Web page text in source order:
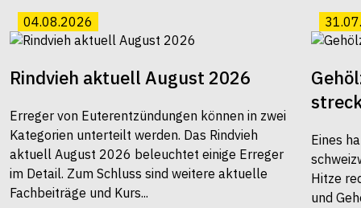
04.08.2026
Rindvieh aktuell August 2026
Erreger von Euterentzündungen können in zwei
Kategorien unterteilt werden. Das Rindvieh
aktuell August 2026 beleuchtet einige Erreger
im Detail. Zum Schluss sind weitere aktuelle
Fachbeiträge und Kurs...
Eines
Hitze
und